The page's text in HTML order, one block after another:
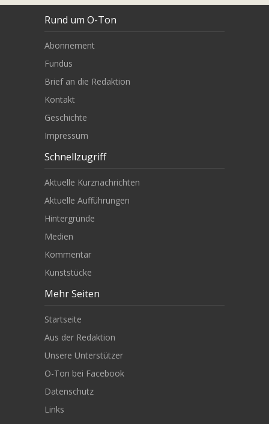
Rund um O-Ton
Abonnement
Fundus
Brief an die Redaktion
Kontakt
Geschichte
Impressum
Schnellzugriff
Aktuelle Kurznachrichten
Aktuelle Aufführungen
Hintergründe
Medien
Kommentar
Kunststücke
Mehr Seiten
Startseite
Aus der Redaktion
Unsere Unterstützer
O-Ton bei Facebook
Datenschutz
Links